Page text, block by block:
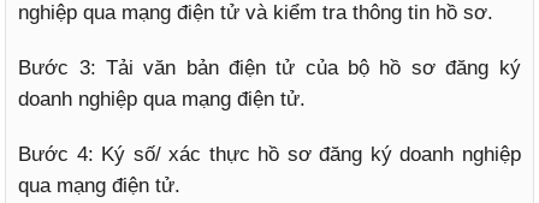
nghiệp qua mạng điện tử và kiểm tra thông tin hồ sơ.
Bước 3: Tải văn bản điện tử của bộ hồ sơ đăng ký
doanh nghiệp qua mạng điện tử.
Bước 4: Ký số/ xác thực hồ sơ đăng ký doanh nghiệp
qua mạng điện tử.